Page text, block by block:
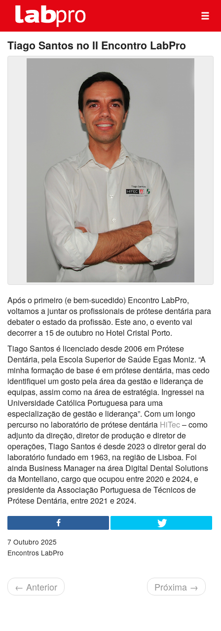
Tiago Santos no II Encontro LabPro
Após o primeiro (e bem-sucedido) Encontro LabPro,
voltamos a juntar os profissionais de prótese dentária para
debater o estado da profissão. Este ano, o evento vai
decorrer a 15 de outubro no Hotel Cristal Porto.
Tiago Santos é licenciado desde 2006 em Prótese
Dentária, pela Escola Superior de Saúde Egas Moniz. “A
minha formação de base é em prótese dentária, mas cedo
identifiquei um gosto pela área da gestão e liderança de
equipas, assim como na área de estratégia. Ingressei na
Universidade Católica Portuguesa para uma
especialização de gestão e liderança”. Com um longo
percurso no laboratório de prótese dentária HiTec– como
adjunto da direção, diretor de produção e diretor de
operações, Tiago Santos é desde 2023 o diretor geral do
laboratório fundado em 1963, na região de Lisboa. Foi
ainda Business Manager na área Digital Dental Solutions
da Montellano, cargo que ocupou entre 2020 e 2024, e
presidente da Associação Portuguesa de Técnicos de
Prótese Dentária, entre 2021 e 2024.
7 Outubro 2025
Encontros LabPro
← Anterior Próxima →